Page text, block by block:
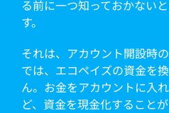
る前に一つ知っておかない
す。
それは、アカウント開設時
では、エコペイズの資金を
ん。お金をアカウントに入
ど、資金を現金化すること